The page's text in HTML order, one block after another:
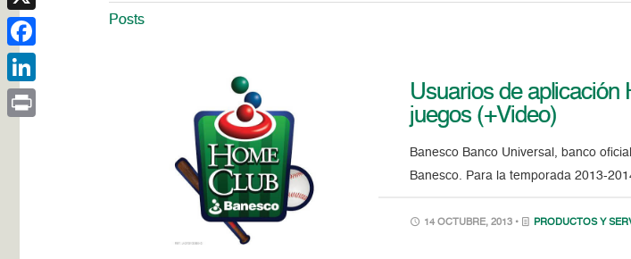
Posts
Usuarios de aplicación
juegos (+Video)
Banesco Banco Universal, banco
Banesco. Para la temporada 2013-
14 OCTUBRE, 2013 • PRODUCTOS Y
X
Facebook
LinkedIn